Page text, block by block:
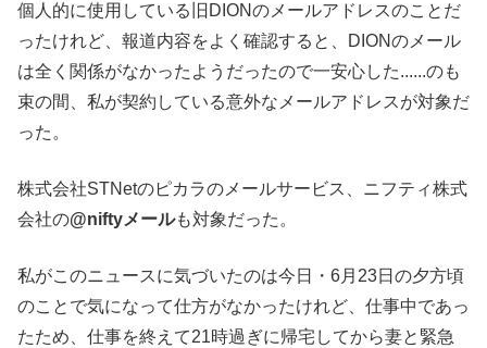
個人的に使用している旧DIONのメールアドレスのことだ
ったけれど、報道内容をよく確認すると、DIONのメール
は全く関係がなかったようだったので一安心した......のも
束の間、私が契約している意外なメールアドレスが対象だ
った。
株式会社STNetのピカラのメールサービス、ニフティ株式
会社の@niftyメールも対象だった。
私がこのニュースに気づいたのは今日・6月23日の夕方頃
のことで気になって仕方がなかったけれど、仕事中であっ
たため、仕事を終えて21時過ぎに帰宅してから妻と緊急